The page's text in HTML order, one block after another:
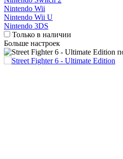
Nintendo Wii
Nintendo Wii U
Nintendo 3DS
Только в наличии
Больше настроек